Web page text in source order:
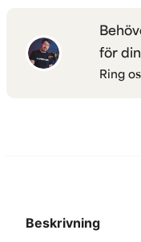
för
Ring
Beskrivning